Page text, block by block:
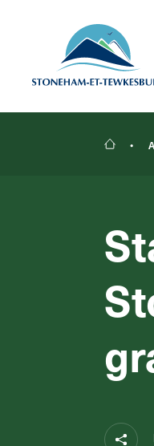
•